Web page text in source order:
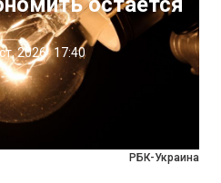
РБК-Украина
2026 17:40